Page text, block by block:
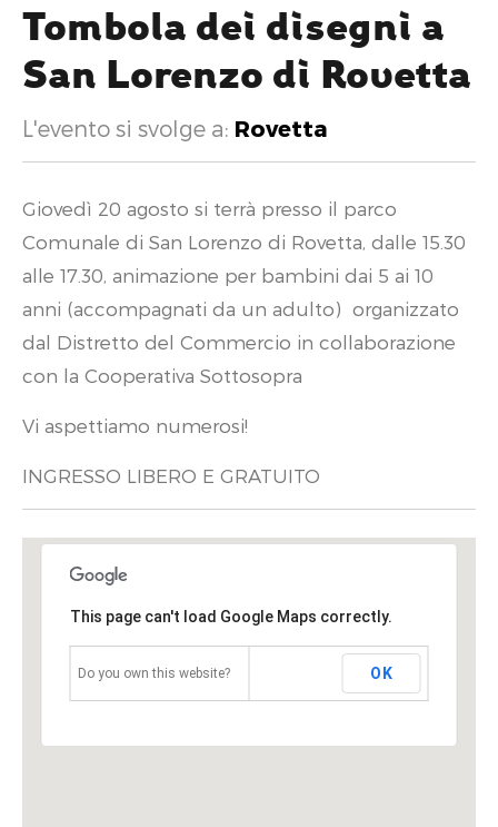
Tombola dei disegni a
San Lorenzo di Rovetta
L'evento si svolge a: Rovetta
Giovedì 20 agosto si terrà presso il parco
Comunale di San Lorenzo di Rovetta, dalle 15.30
alle 17.30, animazione per bambini dai 5 ai 10
anni (accompagnati da un adulto) organizzato
dal Distretto del Commercio in collaborazione
con la Cooperativa Sottosopra
Vi aspettiamo numerosi!
INGRESSO LIBERO E GRATUITO
This page can't load Google Maps correctly.
Do you own this website? OK